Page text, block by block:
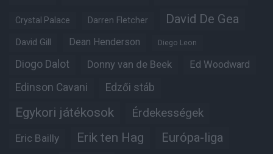
Crystal Palace Darren Fletcher David De Gea
David Gill Dean Henderson Diego Leon
Diogo Dalot Donny van de Beek Ed Woodward
Edinson Cavani Edzői stáb
Egykori játékosok Érdekességek
Eric Bailly Erik ten Hag Európa-liga